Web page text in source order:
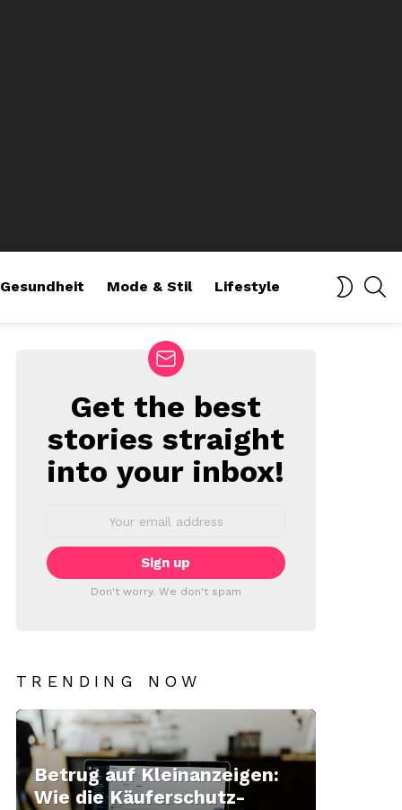
Gesundheit Mode & Stil Lifestyle
SWITCH
NEWSLETTER
Get the best
stories straight
into your inbox!
Don't worry. We don't spam
TRENDING NOW
Betrug auf Kleinanzeigen:
Wie die Käuferschutz-